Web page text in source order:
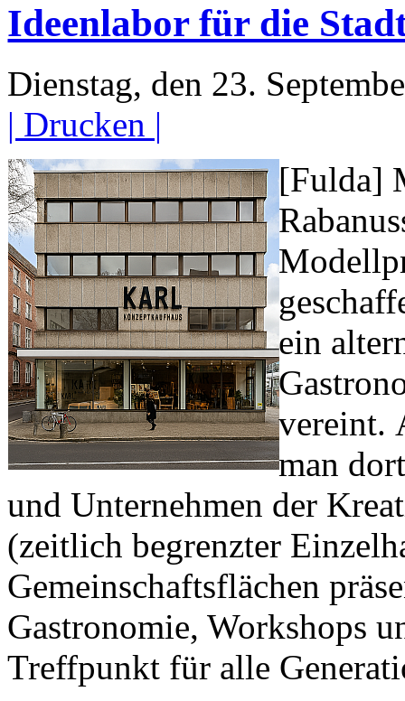
Ideenlabor für die
Dienstag, den 23.
| Drucken |
[Fulda]
ein
vereint.
man
und Unternehmen der
(zeitlich begrenzter
Gemeinschaftsflächen
Gastronomie, Workshops
Treffpunkt für alle